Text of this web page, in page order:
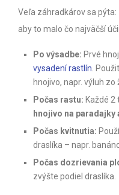
Veľa záhradkárov sa pýta:
aby to malo čo najväčší
Po výsadbe: Prvé
vysadení rastlín .
hnojivo, napr. výluh zo
Počas rastu: Každé
hnojivo na paradajky
Počas kvitnutia:
draslíka – napr.
Počas dozrievania
zvýšte podiel draslíka.